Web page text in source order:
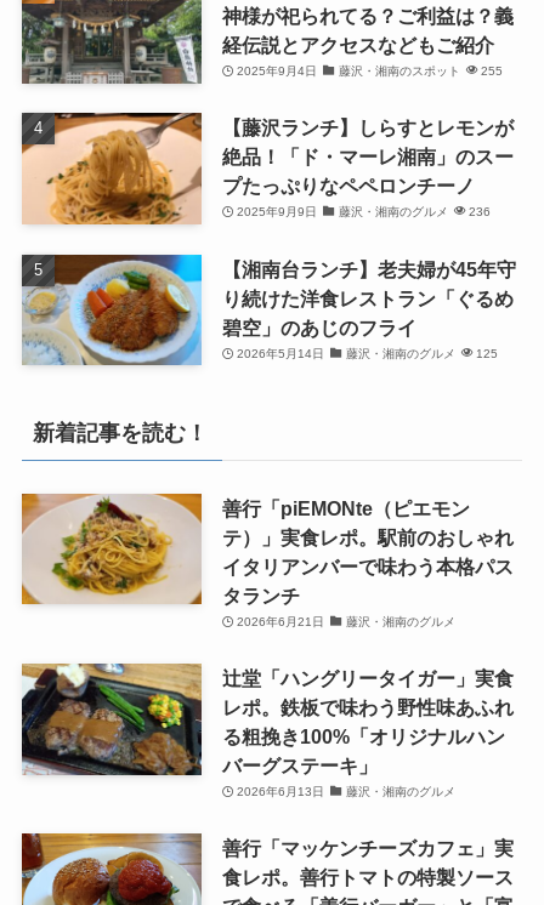
神様が祀られてる？ご利益は？義
経伝説とアクセスなどもご紹介
2025年9月4日 藤沢・湘南のスポット 255
【藤沢ランチ】しらすとレモンが
絶品！「ド・マーレ湘南」のスー
プたっぷりなペペロンチーノ
2025年9月9日 藤沢・湘南のグルメ 236
【湘南台ランチ】老夫婦が45年守
り続けた洋食レストラン「ぐるめ
碧空」のあじのフライ
2026年5月14日 藤沢・湘南のグルメ 125
新着記事を読む！
善行「piEMONte（ピエモン
テ）」実食レポ。駅前のおしゃれ
イタリアンバーで味わう本格パス
タランチ
2026年6月21日 藤沢・湘南のグルメ
辻堂「ハングリータイガー」実食
レポ。鉄板で味わう野性味あふれ
る粗挽き100%「オリジナルハン
バーグステーキ」
2026年6月13日 藤沢・湘南のグルメ
善行「マッケンチーズカフェ」実
食レポ。善行トマトの特製ソース